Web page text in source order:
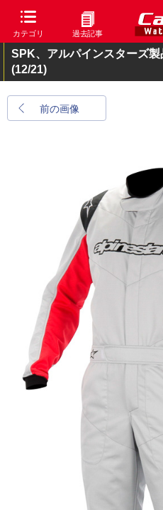
カテゴリ 過去記事
SPK、アルパインスターズ
(12/21)
前の画像